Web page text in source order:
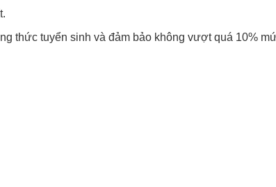
tuyển sinh và đảm bảo không vượt quá 10%